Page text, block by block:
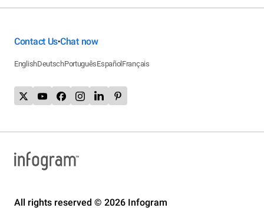
Contact Us•Chat now
EnglishDeutschPortuguêsEspañol Français
All rights reserved © 2026 Infogram